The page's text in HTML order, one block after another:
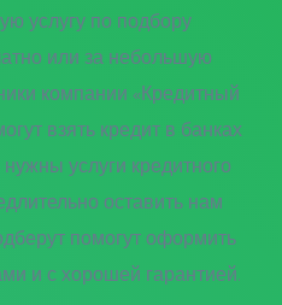
услугу по подбору
или за небольшую
компании «Кредитный
взять кредит в банках
услуги кредитного
оставить нам
помогут оформить
и с хорошей гарантией.